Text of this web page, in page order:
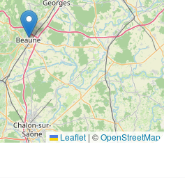
Leaflet | ©OpenStreetMap